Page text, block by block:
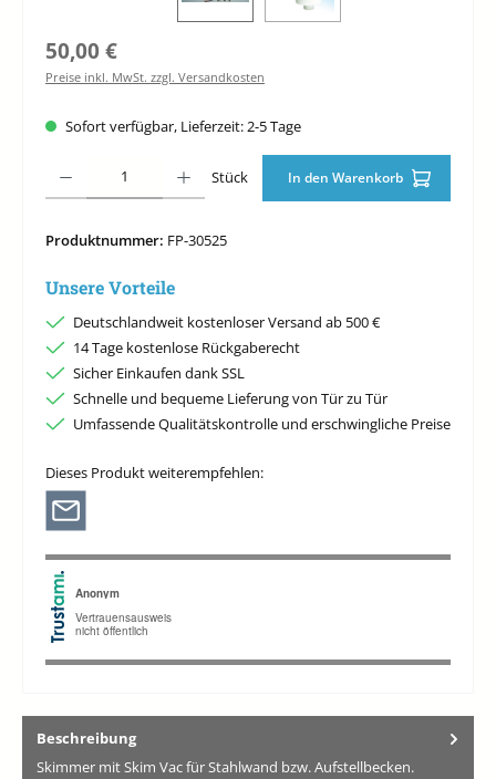
Regulärer Preis:
50,00 €
Preise inkl. MwSt. zzgl. Versandkosten
Sofort verfügbar, Lieferzeit: 2-5 Tage
Stück In den Warenkorb
Produktnummer: FP-30525
Unsere Vorteile
Deutschlandweit kostenloser Versand ab 500 €
14 Tage kostenlose Rückgaberecht
Sicher Einkaufen dank SSL
Schnelle und bequeme Lieferung von Tür zu Tür
Umfassende Qualitätskontrolle und erschwingliche Preise
Dieses Produkt weiterempfehlen:
Beschreibung
Skimmer mit Skim Vac für Stahlwand bzw. Aufstellbecken.